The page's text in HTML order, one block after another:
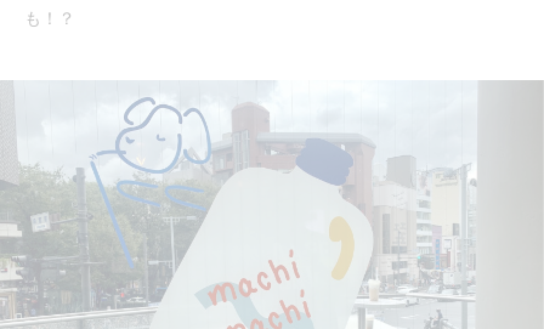
も！？